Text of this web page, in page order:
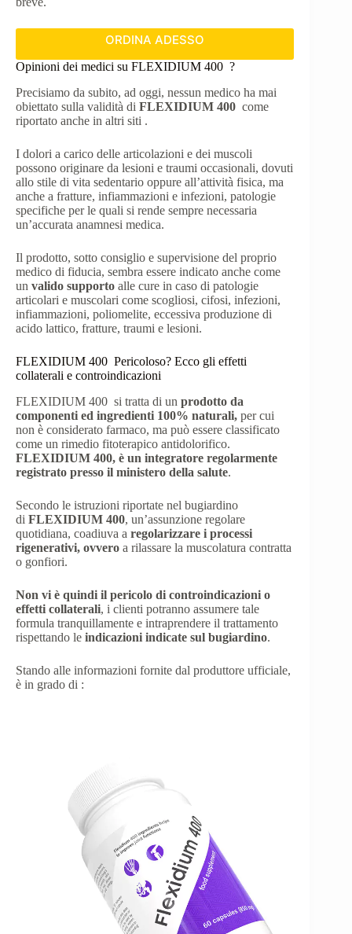
ORDINA ADESSO
Opinioni dei medici su FLEXIDIUM 400 ?
Precisiamo da subito, ad oggi, nessun medico ha mai
obiettato sulla validità di FLEXIDIUM 400 come
riportato anche in altri siti .
I dolori a carico delle articolazioni e dei muscoli
possono originare da lesioni e traumi occasionali, dovuti
allo stile di vita sedentario oppure all’attività fisica, ma
anche a fratture, infiammazioni e infezioni, patologie
specifiche per le quali si rende sempre necessaria
un’accurata anamnesi medica.
Il prodotto, sotto consiglio e supervisione del proprio
medico di fiducia, sembra essere indicato anche come
un valido supporto alle cure in caso di patologie
articolari e muscolari come scogliosi, cifosi, infezioni,
infiammazioni, poliomelite, eccessiva produzione di
acido lattico, fratture, traumi e lesioni.
FLEXIDIUM 400 Pericoloso? Ecco gli effetti
collaterali e controindicazioni
FLEXIDIUM 400 si tratta di un prodotto da
componenti ed ingredienti 100% naturali, per cui
non è considerato farmaco, ma può essere classificato
come un rimedio fitoterapico antidolorifico.
FLEXIDIUM 400, è un integratore regolarmente
registrato presso il ministero della salute.
Secondo le istruzioni riportate nel bugiardino
di FLEXIDIUM 400, un’assunzione regolare
quotidiana, coadiuva a regolarizzare i processi
rigenerativi, ovvero a rilassare la muscolatura contratta
o gonfiori.
Non vi è quindi il pericolo di controindicazioni o
effetti collaterali, i clienti potranno assumere tale
formula tranquillamente e intraprendere il trattamento
rispettando le indicazioni indicate sul bugiardino.
Stando alle informazioni fornite dal produttore ufficiale,
è in grado di :